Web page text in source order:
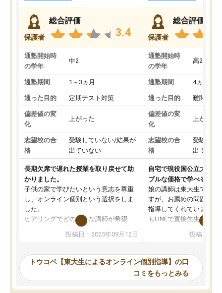
保護者
総合評価
3.4
通塾開始時
の学年
中2
通塾期間 1～3ヵ月
通った目的 定期テスト対策
偏差値の変
化
上がった
志望校の合
格
受験していない/結果が
出ていない
長期欠席で遅れた授業を取り戻せて助
かりました。
子供の家で学びたいという意志を尊重
し、オンライン個別という選択をしま
した。
ヒアリングでどのような講師が希望
か、オプションは付帯するかなど選ぶ
事が出来ました。
ーティングを行い、その講師で良いか
見てから講師を決定する事ができま
す。
投稿日：2025年09月12日
保護者
総合評価
通塾開始時
の学年
高2
通塾期間 4ヵ月～1
通った目的 難関私立
偏差値の変
化
上がった
志望校の合
格
受験して
出ていな
自宅で現役国公立大学生
ブルな価格で学べる
娘の講師は東大生では無
すが、お薦めの問題集や
指導してくれています。
もLINEで直接先生に質問
めれるので、個人に合
いなのがあり(有料)、受
ことをどんなスケジュー
くか相談したのですが、
ち期待したものではなく
投稿日：
トウコベ【東大生によるオンライン個別指導】の口
コミをもっとみる